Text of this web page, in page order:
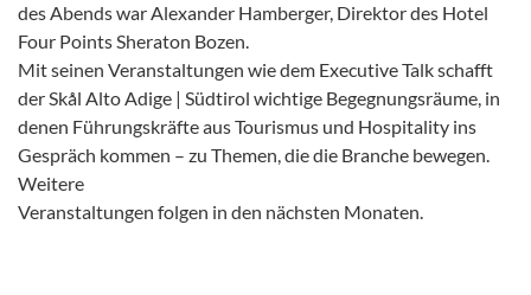
des Abends war Alexander Hamberger, Direktor des Hotel
Four Points Sheraton Bozen.
Mit seinen Veranstaltungen wie dem Executive Talk schafft
der Skål Alto Adige | Südtirol wichtige Begegnungsräume, in
denen Führungskräfte aus Tourismus und Hospitality ins
Gespräch kommen – zu Themen, die die Branche bewegen.
Weitere
Veranstaltungen folgen in den nächsten Monaten.